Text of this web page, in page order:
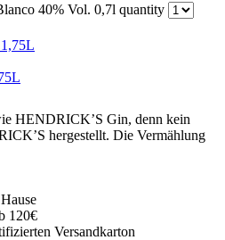
40% Vol. 0,7l quantity
HENDRICK’S Gin, denn kein
hergestellt. Die Vermählung
120€
Versandkarton